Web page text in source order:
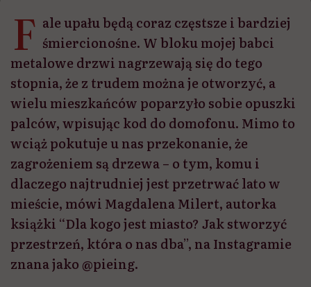
F ale upału będą coraz częstsze i bardziej
śmiercionośne. W bloku mojej babci
metalowe drzwi nagrzewają się do tego
stopnia, że z trudem można je otworzyć, a
wielu mieszkańców poparzyło sobie opuszki
palców, wpisując kod do domofonu. Mimo to
wciąż pokutuje u nas przekonanie, że
zagrożeniem są drzewa – o tym, komu i
dlaczego najtrudniej jest przetrwać lato w
mieście, mówi Magdalena Milert, autorka
książki “Dla kogo jest miasto? Jak stworzyć
przestrzeń, która o nas dba”, na Instagramie
znana jako @pieing.